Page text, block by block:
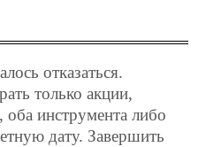
отказаться.
только акции,
оба инструмента либо
дату. Завершить